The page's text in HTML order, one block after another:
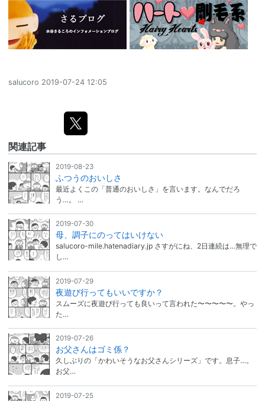
salucoro 2019-07-24 12:05
関連記事
2019-08-23
ふつうのおいしさ
最近よくこの「普通のおいしさ」を言います。なんでだろ
う…。 …
2019-07-30
母、調子にのってはいけない
salucoro-mile.hatenadiary.jp さすがにね、2日連続は…無理で
し…
2019-07-29
夜遊び行ってもいいですか？
スムーズに夜遊び行っても良いって言われた〜〜〜〜〜。やっ
た…
2019-07-26
お父さんはゴミ係？
久しぶりの「かわいそうなお父さんシリーズ」です。息子…。
お父…
2019-07-25